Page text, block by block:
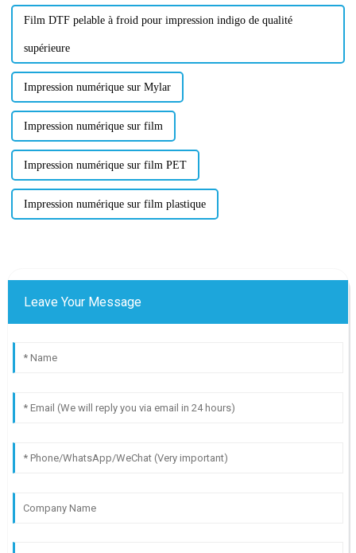
Film DTF pelable à froid pour impression indigo de qualité
supérieure
Impression numérique sur Mylar
Impression numérique sur film
Impression numérique sur film PET
Impression numérique sur film plastique
Leave Your Message